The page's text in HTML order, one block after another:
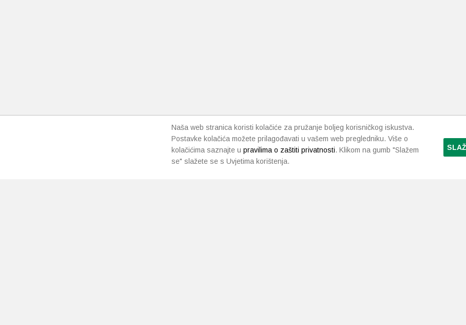
Naša web stranica koristi kolačiće za pružanje boljeg korisničkog iskustva.
Postavke kolačića možete prilagođavati u vašem web pregledniku. Više o
kolačićima saznajte u pravilima o zaštiti privatnosti. Klikom na gumb "Slažem
se" slažete se s Uvjetima korištenja.